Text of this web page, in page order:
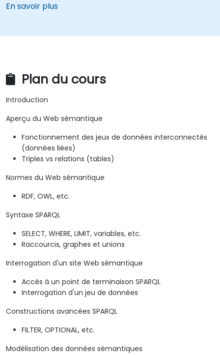
En savoir plus
Plan du cours
Introduction
Aperçu du Web sémantique
Fonctionnement des jeux de données interconnectés
(données liées)
Triples vs relations (tables)
Normes du Web sémantique
RDF, OWL, etc.
Syntaxe SPARQL
SELECT, WHERE, LIMIT, variables, etc.
Raccourcis, graphes et unions
Interrogation d'un site Web sémantique
Accès à un point de terminaison SPARQL
Interrogation d'un jeu de données
Constructions avancées SPARQL
FILTER, OPTIONAL, etc.
Modélisation des données sémantiques